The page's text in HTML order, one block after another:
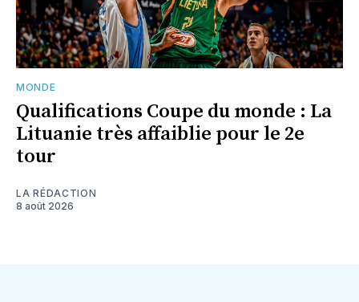
MONDE
Qualifications Coupe du monde : La
Lituanie très affaiblie pour le 2e
tour
LA RÉDACTION
8 août 2026